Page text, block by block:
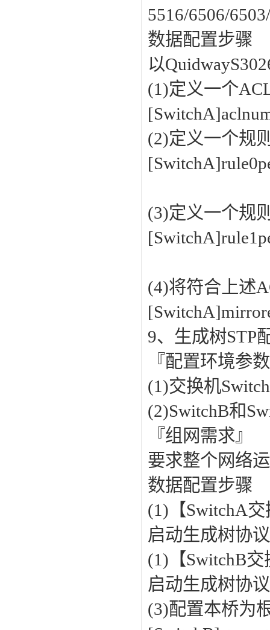
5516/6506/
数据配置步骤
以
(1)定义一个
(2)定义一个规
(3)定义一个规
(4)将符合上述
9、生成树STP
『配置环境参
(1)交换机
(2)SwitchB和
『组网需求』
要求整个网络
数据配置步骤
(1)【SwitchA
启动生成树协
(1)【SwitchB
启动生成树协
(3)配置本桥为